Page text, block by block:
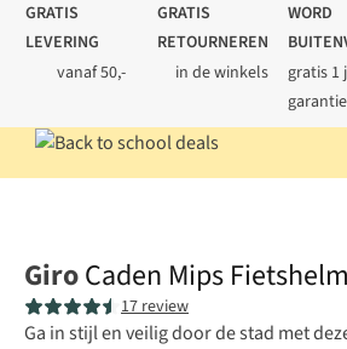
GRATIS
LEVERING
vanaf 50,-
GRATIS
RETOURNEREN
in de winkels
WORD
gratis 1
garantie
GiroCaden Mips Fietshelm
17 review
Ga in stijl en veilig door de stad met